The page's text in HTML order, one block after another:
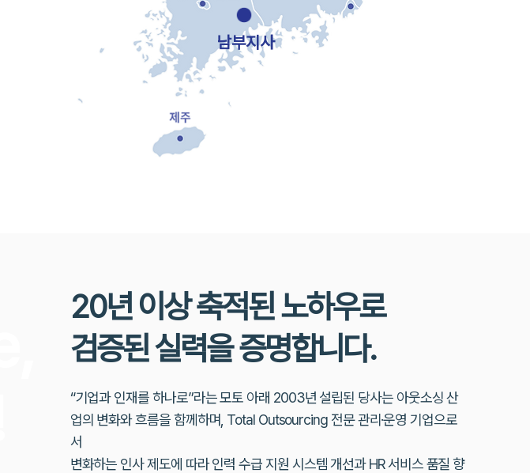
남부지사
20년 이상 축적된 노하우로
검증된 실력을 증명합니다.
“기업과 인재를 하나로”라는 모토 아래 2003년 설립된 당사는 아웃소싱 산
업의 변화와 흐름을 함께하며, Total Outsourcing 전문 관리·운영 기업으로
서
변화하는 인사 제도에 따라 인력 수급 지원 시스템 개선과 HR 서비스 품질 향